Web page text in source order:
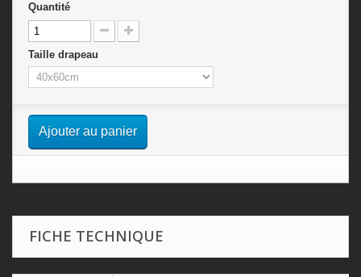
Quantité
Taille drapeau
Ajouter au panier
FICHE TECHNIQUE